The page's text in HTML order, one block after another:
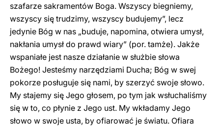
szafarze sakramentów Boga. Wszyscy biegniemy,
wszyscy się trudzimy, wszyscy budujemy”, lecz
jedynie Bóg w nas „buduje, napomina, otwiera umysł,
nakłania umysł do prawd wiary” (por. tamże). Jakże
wspaniałe jest nasze działanie w służbie słowa
Bożego! Jesteśmy narzędziami Ducha; Bóg w swej
pokorze posługuje się nami, by szerzyć swoje słowo.
My stajemy się Jego głosem, po tym jak wsłuchaliśmy
się w to, co płynie z Jego ust. My wkładamy Jego
słowo w swoje usta, by ofiarować je światu. Ofiara